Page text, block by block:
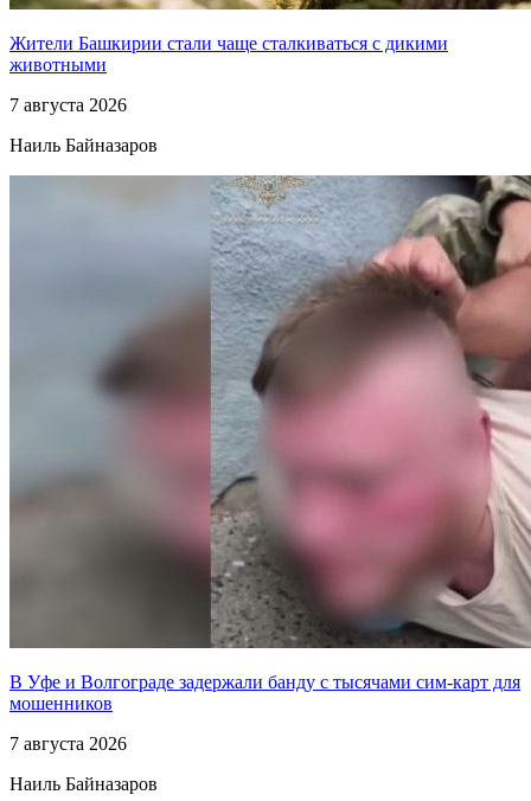
Жители Башкирии стали чаще сталкиваться с дикими
животными
7 августа 2026
Наиль Байназаров
В Уфе и Волгограде задержали банду с тысячами сим-карт для
мошенников
7 августа 2026
Наиль Байназаров